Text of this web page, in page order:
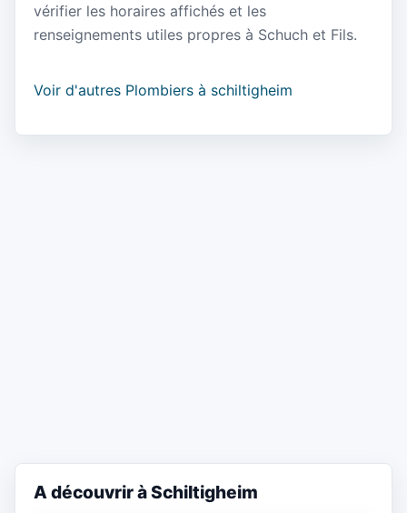
vérifier les horaires affichés et les
renseignements utiles propres à Schuch et Fils.
Voir d'autres Plombiers à schiltigheim
A découvrir à Schiltigheim